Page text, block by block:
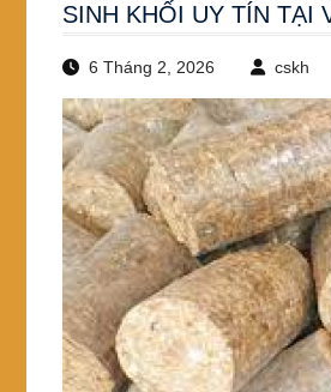
SINH KHỐI UY TÍN TẠI
6 Tháng 2, 2026 cskh